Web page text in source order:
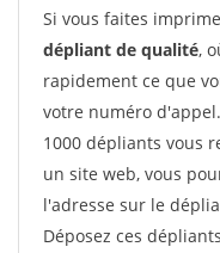
Si vous faites
dépliant de qualité,
rapidement ce que
votre numéro
1000 dépliants vous
un site web, vous
l'adresse sur le
Déposez ces